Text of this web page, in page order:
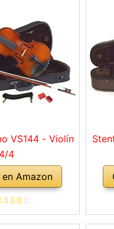
VS144 - Violín
4/4
Amazon